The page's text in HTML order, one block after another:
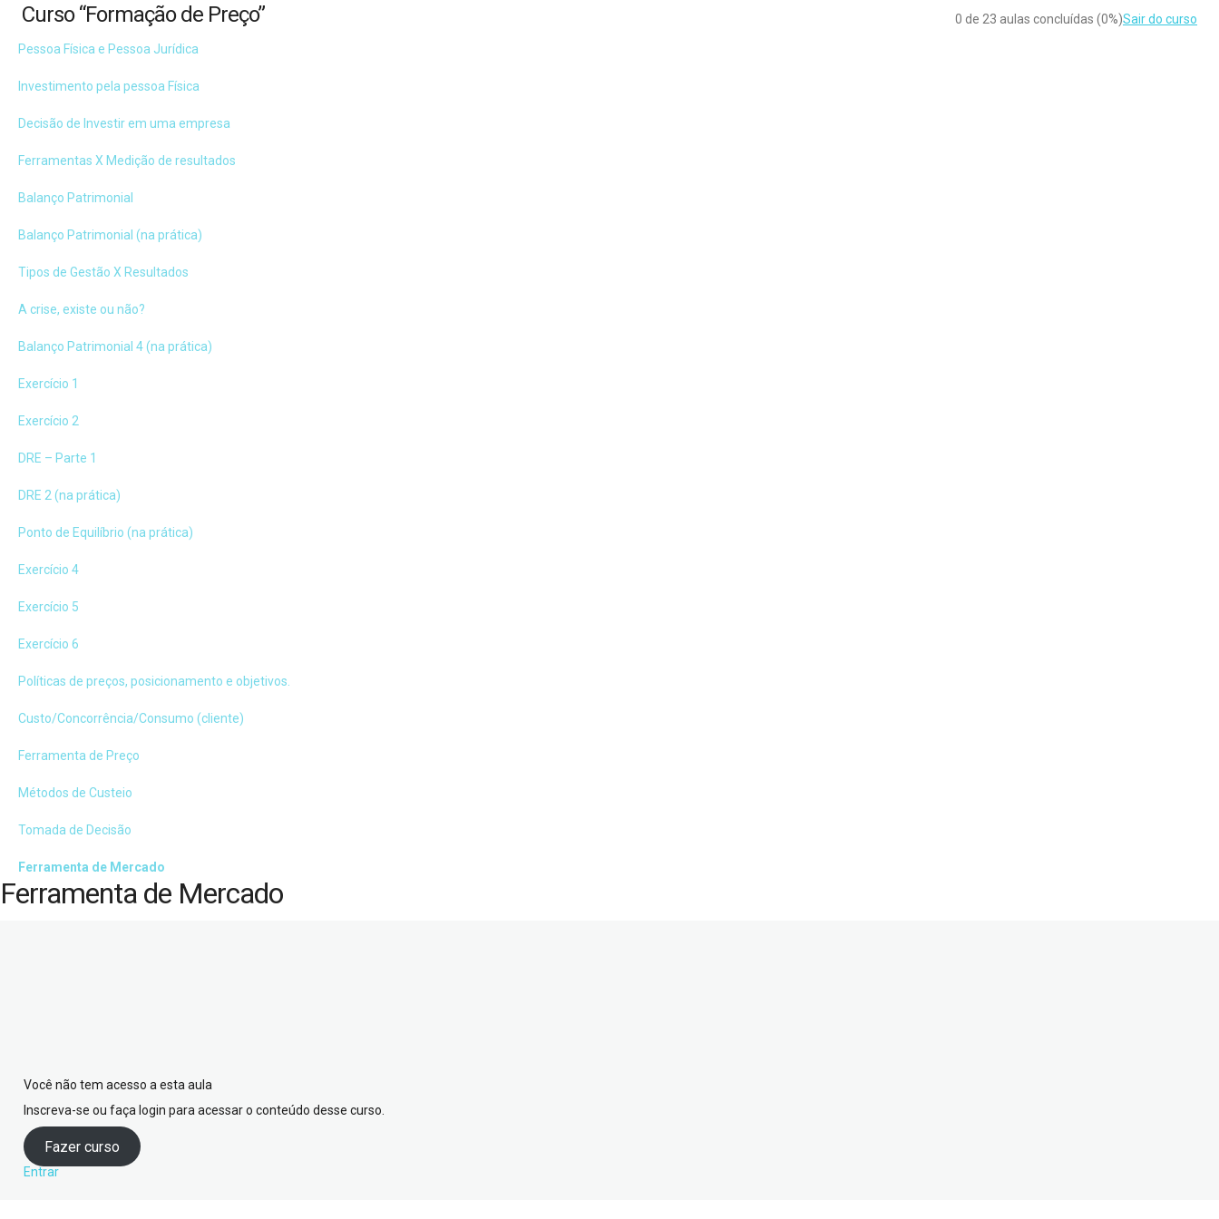
Curso “Formação de Preço” 0 de 23 aulas concluídas (0%)Sair do curso
Pessoa Física e Pessoa Jurídica
Investimento pela pessoa Física
Decisão de Investir em uma empresa
Ferramentas X Medição de resultados
Balanço Patrimonial
Balanço Patrimonial (na prática)
Tipos de Gestão X Resultados
A crise, existe ou não?
Balanço Patrimonial 4 (na prática)
Exercício 1
Exercício 2
DRE – Parte 1
DRE 2 (na prática)
Ponto de Equilíbrio (na prática)
Exercício 4
Exercício 5
Exercício 6
Políticas de preços, posicionamento e objetivos.
Custo/Concorrência/Consumo (cliente)
Ferramenta de Preço
Métodos de Custeio
Tomada de Decisão
Ferramenta de Mercado
Ferramenta de Mercado
Você não tem acesso a esta aula
Inscreva-se ou faça login para acessar o conteúdo desse curso.
Fazer curso
Entrar